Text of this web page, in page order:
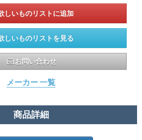
しいものリストを見る
お問い合わせ
メーカー 一覧
商品詳細